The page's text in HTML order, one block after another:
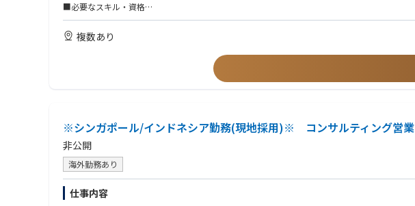
■必要なスキル・資格
①TOEIC 800点以上
②チリ希望者はビジネススペイン語必須
③ブラジル希望者はビジネスポルトガル語必須
④中国希望者は中国語ビジネスレベル必須
複数あり
※シンガポール/インドネシア勤務(現地採用)※ コンサルティング営業
非公開
海外勤務あり
仕事内容